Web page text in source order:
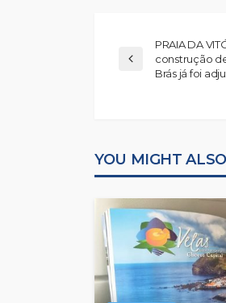
PRAIA DA
construção
Brás já foi
YOU MIGHT